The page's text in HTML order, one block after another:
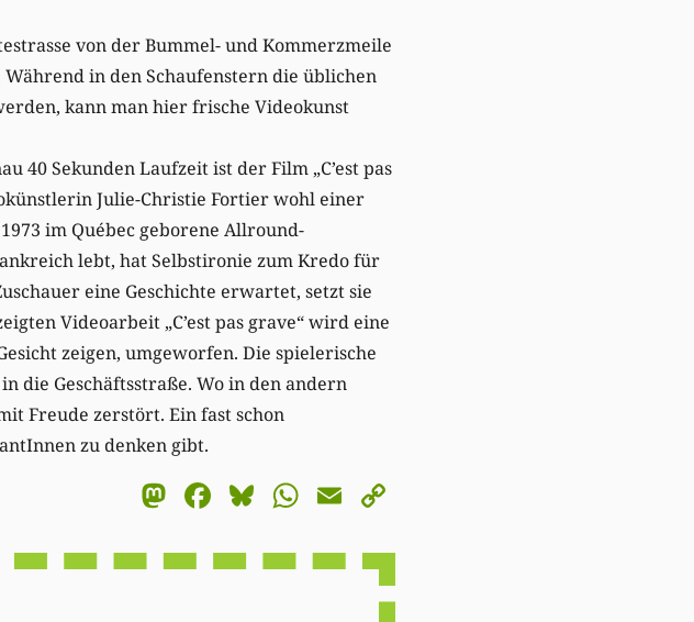
von der Bummel- und Kommerzmeile
in den Schaufenstern die üblichen
kann man hier frische Videokunst
40 Sekunden Laufzeit ist der Film „C’est pas
Julie-Christie Fortier wohl einer
im Québec geborene Allround-
lebt, hat Selbstironie zum Kredo für
eine Geschichte erwartet, setzt sie
Videoarbeit „C’est pas grave“ wird eine
zeigen, umgeworfen. Die spielerische
die Geschäftsstraße. Wo in den andern
Freude zerstört. Ein fast schon
zu denken gibt.
Mastodon
Facebook
Bluesky
WhatsApp
Email